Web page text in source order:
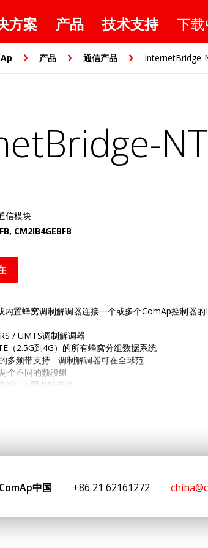
方案 产品 技术支持 下
产品 通信产品 InternetBridge-
NT
信模块
CM2IB4GEBFB
内置蜂窝调制解调器连接一个或多个ComAp控制器
/ UMTS调制解调器
（2.5G到4G）的所有蜂窝分组数据系统
多频带支持 - 调制解调器可在全球范
个不同的频段组
的以太网有线连接
SNMP协议支持 - 直接连接到楼宇管理和其他系统
技术 - 随时随地轻松即插即用（无需固定IP）
带DIN导轨安装
可使用
天线的SMA连接器（4G / LTE天线是封装的一部分）
源电压
技术的ComAp监控软件配合使用
中国 +86 21 62161272